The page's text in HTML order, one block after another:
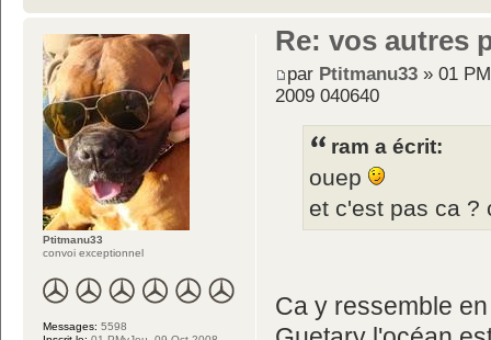
Re: vos autres
par Ptitmanu33 » 01
2009 040640
ram a écrit:
ouep
et c'est pas ca ?
Ca y ressemble
Ptitmanu33
convoi exceptionnel
Messages: 5598